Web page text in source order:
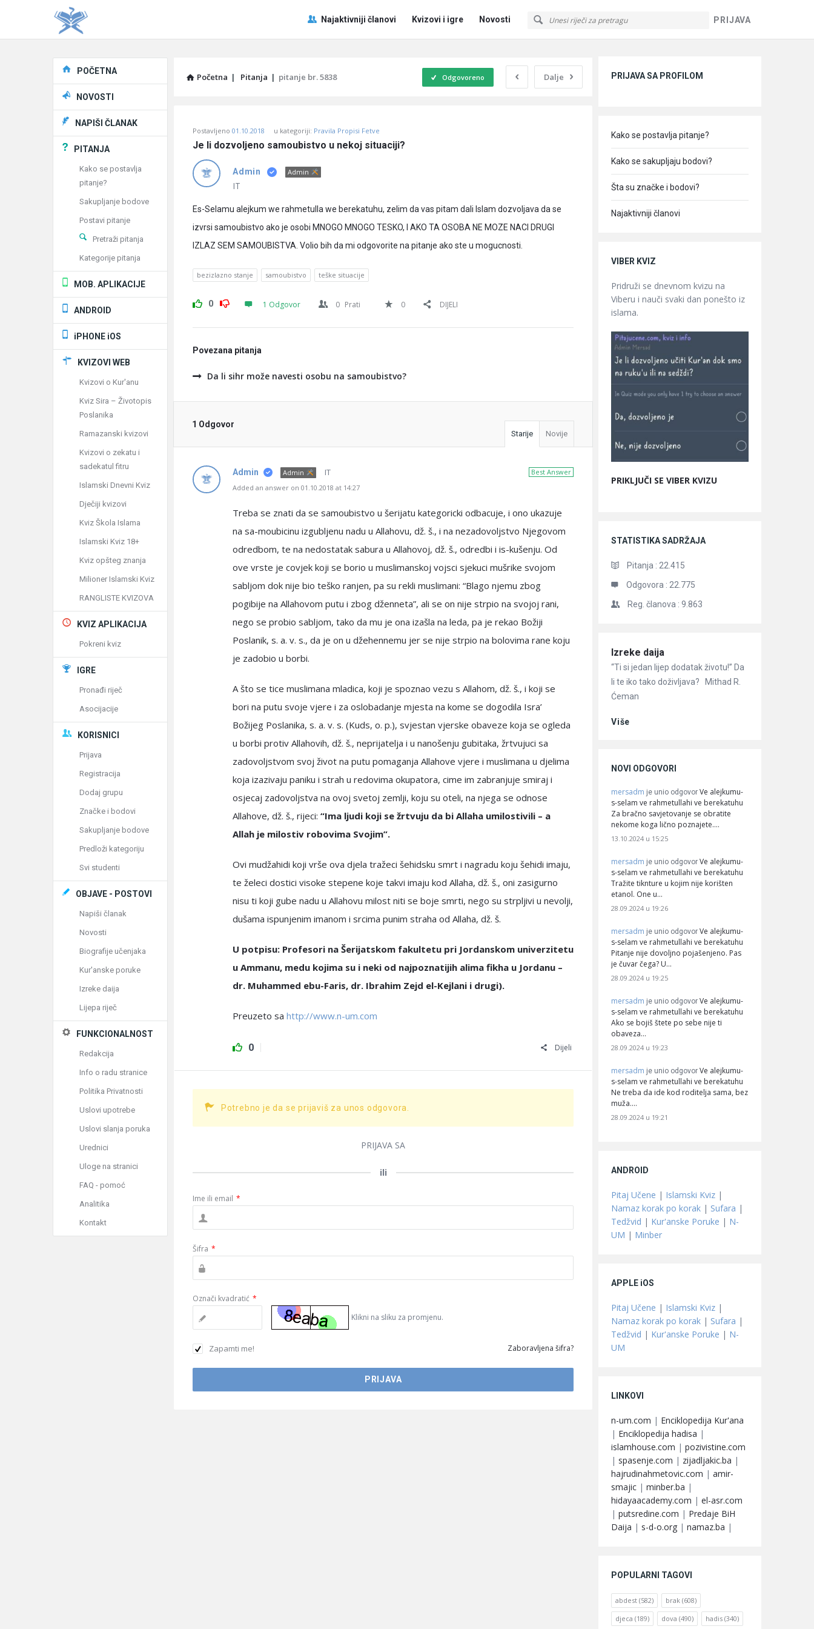
PRIJAVA
Pitaj
Učene
Navigacija
Najaktivniji članovi Kvizovi i igre Novosti
Početna | Pitanja | pitanje br. 5838 Dalje
Odgovoreno
Učene
Latest
Pitanja
Postavljeno 01.10.2018 u kategoriji: Pravila Propisi Fetve
Je li dozvoljeno samoubistvo u nekoj situaciji?
Admin Admin
IT
Es-Selamu alejkum we rahmetulla we berekatuhu, zelim da vas pitam dali Islam dozvoljava da se
izvrsi samoubistvo ako je osobi MNOGO MNOGO TESKO, I AKO TA OSOBA NE MOZE NACI DRUGI
IZLAZ SEM SAMOUBISTVA. Volio bih da mi odgovorite na pitanje ako ste u mogucnosti.
bezizlazno stanje samoubistvo teške situacije
0 1 Odgovor 0 Prati 0 DIJELI
Povezana pitanja
Da li sihr može navesti osobu na samoubistvo?
1 Odgovor
Starije Novije
Best Answer
Admin Admin IT
Added an answer on 01.10.2018 at 14:27
Treba se znati da se samoubistvo u šerijatu kategoricki odbacuje, i ono ukazuje
na sa-moubicinu izgubljenu nadu u Allahovu, dž. š., i na nezadovoljstvo Njegovom
odredbom, te na nedostatak sabura u Allahovoj, dž. š., odredbi i is-kušenju. Od
ove vrste je covjek koji se borio u muslimanskoj vojsci sjekuci mušrike svojom
sabljom dok nije bio teško ranjen, pa su rekli muslimani: “Blago njemu zbog
pogibije na Allahovom putu i zbog dženneta”, ali se on nije strpio na svojoj rani,
nego se probio sabljom, tako da mu je ona izašla na leda, pa je rekao Božiji
Poslanik, s. a. v. s., da je on u džehennemu jer se nije strpio na bolovima rane koju
je zadobio u borbi.
A što se tice muslimana mladica, koji je spoznao vezu s Allahom, dž. š., i koji se
bori na putu svoje vjere i za oslobadanje mjesta na kome se dogodila Isra’
Božijeg Poslanika, s. a. v. s. (Kuds, o. p.), svjestan vjerske obaveze koja se ogleda
u borbi protiv Allahovih, dž. š., neprijatelja i u nanošenju gubitaka, žrtvujuci sa
zadovoljstvom svoj život na putu pomaganja Allahove vjere i muslimana u djelima
koja izazivaju paniku i strah u redovima okupatora, cime im zabranjuje smiraj i
osjecaj zadovoljstva na ovoj svetoj zemlji, koju su oteli, na njega se odnose
Allahove, dž. š., rijeci: “Ima ljudi koji se žrtvuju da bi Allaha umilostivili – a
Allah je milostiv robovima Svojim”.
Ovi mudžahidi koji vrše ova djela tražeci šehidsku smrt i nagradu koju šehidi imaju,
te želeci dostici visoke stepene koje takvi imaju kod Allaha, dž. š., oni zasigurno
nisu ti koji gube nadu u Allahovu milost niti se boje smrti, nego su strpljivi u nevolji,
dušama ispunjenim imanom i srcima punim straha od Allaha, dž. š.
U potpisu: Profesori na Šerijatskom fakultetu pri Jordanskom univerzitetu
u Ammanu, medu kojima su i neki od najpoznatijih alima fikha u Jordanu –
dr. Muhammed ebu-Faris, dr. Ibrahim Zejd el-Kejlani i drugi).
Preuzeto sa http://www.n-um.com
0 Dijeli
Potrebno je da se prijaviš za unos odgovora.
PRIJAVA SA
ili
Ime ili email *
Šifra *
Označi kvadratić *
Klikni na sliku za promjenu.
Zapamti me! Zaboravljena šifra?
PRIJAVA SA PROFILOM
Kako se postavlja pitanje?
Kako se sakupljaju bodovi?
Šta su značke i bodovi?
Najaktivniji članovi
VIBER KVIZ
Pridruži se dnevnom kvizu na
Viberu i nauči svaki dan ponešto iz
islama.
PRIKLJUČI SE VIBER KVIZU
STATISTIKA SADRŽAJA
Pitanja : 22.415
Odgovora : 22.775
Reg. članova : 9.863
Članci
Izreke daija
“Ti si jedan lijep dodatak životu!” Da
li te iko tako doživljava? Mithad R.
Ćeman
Više
NOVI ODGOVORI
mersadm je unio odgovor Ve alejkumu-
s-selam ve rahmetullahi ve berekatuhu
Za bračno savjetovanje se obratite
nekome koga lično poznajete.…
13.10.2024 u 15:25
mersadm je unio odgovor Ve alejkumu-
s-selam ve rahmetullahi ve berekatuhu
Tražite tiknture u kojim nije korišten
etanol. One u…
28.09.2024 u 19:26
mersadm je unio odgovor Ve alejkumu-
s-selam ve rahmetullahi ve berekatuhu
Pitanje nije dovoljno pojašenjeno. Pas
je čuvar čega? U…
28.09.2024 u 19:25
mersadm je unio odgovor Ve alejkumu-
s-selam ve rahmetullahi ve berekatuhu
Ako se bojiš štete po sebe nije ti
obaveza…
28.09.2024 u 19:23
mersadm je unio odgovor Ve alejkumu-
s-selam ve rahmetullahi ve berekatuhu
Ne treba da ide kod roditelja sama, bez
muža.…
28.09.2024 u 19:21
ANDROID
Pitaj Učene | Islamski Kviz |
Namaz korak po korak | Sufara |
Tedžvid | Kur'anske Poruke | N-
UM | Minber
APPLE iOS
Pitaj Učene | Islamski Kviz |
Namaz korak po korak | Sufara |
Tedžvid | Kur'anske Poruke | N-
UM
LINKOVI
n-um.com | Enciklopedija Kur'ana
| Enciklopedija hadisa |
islamhouse.com | pozivistine.com
| spasenje.com | zijadljakic.ba |
hajrudinahmetovic.com | amir-
smajic | minber.ba |
hidayaacademy.com | el-asr.com
| putsredine.com | Predaje BiH
Daija | s-d-o.org | namaz.ba |
POPULARNI TAGOVI
abdest (582) brak (608)
djeca (189) dova (490) hadis (340)
Explore
POČETNA
NOVOSTI
NAPIŠI ČLANAK
PITANJA
Kako se postavlja
pitanje?
Sakupljanje bodove
Postavi pitanje
Pretraži pitanja
Kategorije pitanja
MOB. APLIKACIJE
ANDROID
iPHONE iOS
KVIZOVI WEB
Kvizovi o Kur'anu
Kviz Sira – Životopis
Poslanika
Ramazanski kvizovi
Kvizovi o zekatu i
sadekatul fitru
Islamski Dnevni Kviz
Dječiji kvizovi
Kviz Škola Islama
Islamski Kviz 18+
Kviz opšteg znanja
Milioner Islamski Kviz
RANGLISTE KVIZOVA
KVIZ APLIKACIJA
Pokreni kviz
IGRE
Pronađi riječ
Asocijacije
KORISNICI
Prijava
Registracija
Dodaj grupu
Značke i bodovi
Sakupljanje bodove
Predloži kategoriju
Svi studenti
OBJAVE - POSTOVI
Napiši članak
Novosti
Biografije učenjaka
Kur'anske poruke
Izreke daija
Lijepa riječ
FUNKCIONALNOST
Redakcija
Info o radu stranice
Politika Privatnosti
Uslovi upotrebe
Uslovi slanja poruka
Urednici
Uloge na stranici
FAQ - pomoć
Analitika
Kontakt